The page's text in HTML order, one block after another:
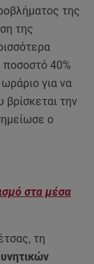
της
της
40%
για να
βρίσκεται την
ο
στα μέσα
τη